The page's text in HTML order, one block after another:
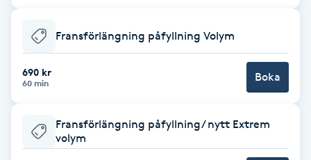
Brynfärgning
Brynplockning
Fransförlängning påfyllning Volym
690 kr
60 min Boka
Fransförlängning påfyllning/ nytt Extrem
volym